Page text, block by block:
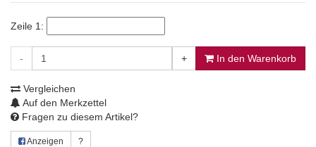
Zeile 1:
- + In den Warenkorb
Vergleichen
Auf den Merkzettel
Fragen zu diesem Artikel?
Anzeigen ?